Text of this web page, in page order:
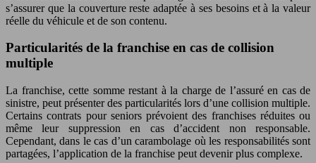
s’assurer que la couverture reste adaptée à ses besoins et à la valeur
réelle du véhicule et de son contenu.
Particularités de la franchise en cas de collision
multiple
La franchise, cette somme restant à la charge de l’assuré en cas de
sinistre, peut présenter des particularités lors d’une collision multiple.
Certains contrats pour seniors prévoient des franchises réduites ou
même leur suppression en cas d’accident non responsable.
Cependant, dans le cas d’un carambolage où les responsabilités sont
partagées, l’application de la franchise peut devenir plus complexe.